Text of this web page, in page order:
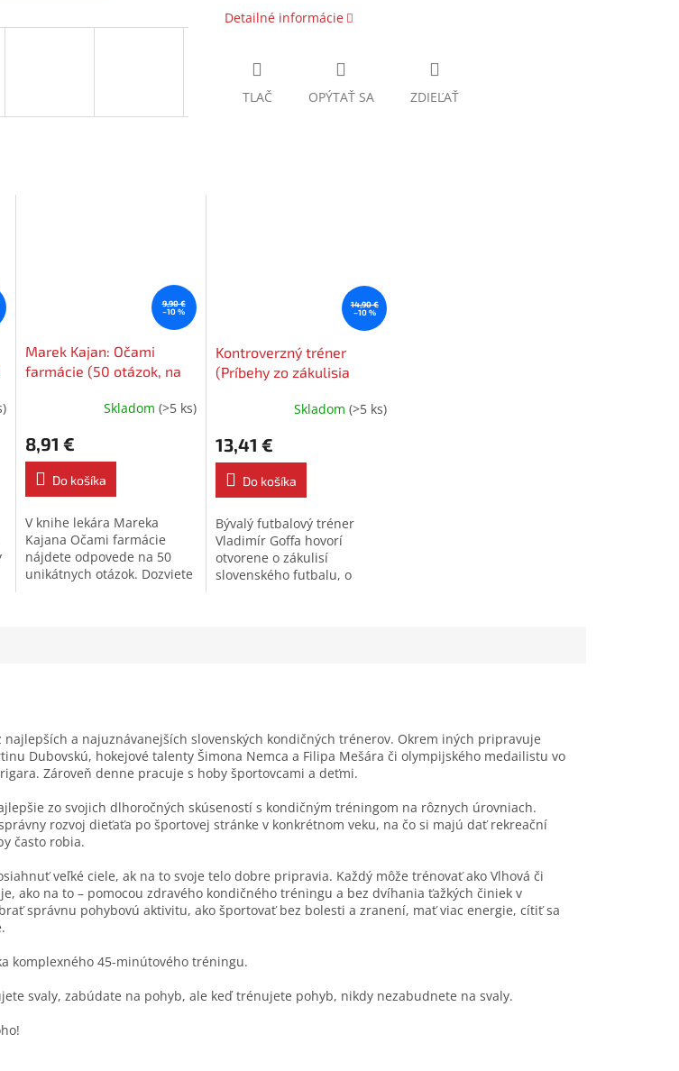
Detailné informácie
TLAČ OPÝTAŤ SA ZDIEĽAŤ
9,90 €
–10 %
Marek Kajan: Očami
farmácie (50 otázok, na
poznať odpoveď)
Skladom (>5 ks)
8,91 €
Do košíka
V knihe lekára Mareka
Kajana Očami farmácie
nájdete odpovede na 50
unikátnych otázok. Dozviete
14,90 €
–10 %
Kontroverzný tréner
(Príbehy zo zákulisia
Skladom(>5 ks)
13,41 €
Do košíka
Bývalý futbalový tréner
Vladimír Goffa hovorí
otvorene o zákulisí
slovenského futbalu, o
najlepších a najuznávanejších slovenských kondičných trénerov. Okrem iných pripravuje
Dubovskú, hokejové talenty Šimona Nemca a Filipa Mešára či olympijského medailistu vo
Zároveň denne pracuje s hoby športovcami a deťmi.
zo svojich dlhoročných skúseností s kondičným tréningom na rôznych úrovniach.
rozvoj dieťaťa po športovej stránke v konkrétnom veku, na čo si majú dať rekreační
často robia.
veľké ciele, ak na to svoje telo dobre pripravia. Každý môže trénovať ako Vlhová či
ako na to – pomocou zdravého kondičného tréningu a bez dvíhania ťažkých činiek v
správnu pohybovú aktivitu, ako športovať bez bolesti a zranení, mať viac energie, cítiť sa
komplexného 45-minútového tréningu.
svaly, zabúdate na pohyb, ale keď trénujete pohyb, nikdy nezabudnete na svaly.